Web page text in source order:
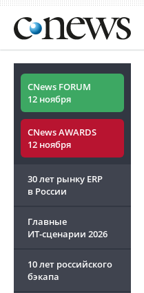
CNews FORUM
12 ноября
CNews AWARDS
12 ноября
30 лет рынку ERP
в России
Главные
ИТ-сценарии 2026
10 лет российского
бэкапа